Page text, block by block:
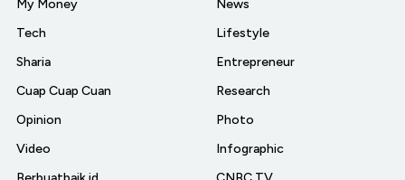
My Money
Tech
Sharia
Cuap Cuap Cuan
Opinion
Video
News
Lifestyle
Entrepreneur
Research
Photo
Infographic